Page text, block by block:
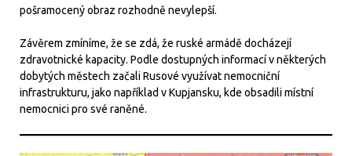
pošramocený obraz rozhodně nevylepší.
Závěrem zmíníme, že se zdá, že ruské armádě docházejí
zdravotnické kapacity. Podle dostupných informací v některých
dobytých městech začali Rusové využívat nemocniční
infrastrukturu, jako například v Kupjansku, kde obsadili místní
nemocnici pro své raněné.